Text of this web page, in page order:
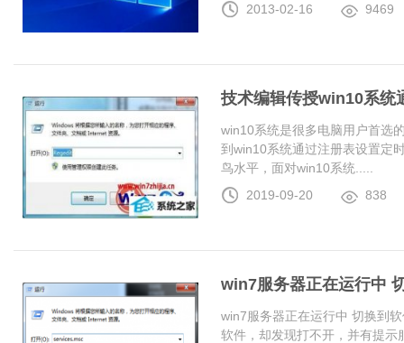
2013-02-16
9469
技术编辑传授win10系统
win10系统是很多电脑用户首选
到win10系统通过注册表设置定
鸟水平，面对win10系统.....
2019-09-20
838
win7服务器正在运行中
win7服务器正在运行中 切换到
软件，却发现打不开，并有提